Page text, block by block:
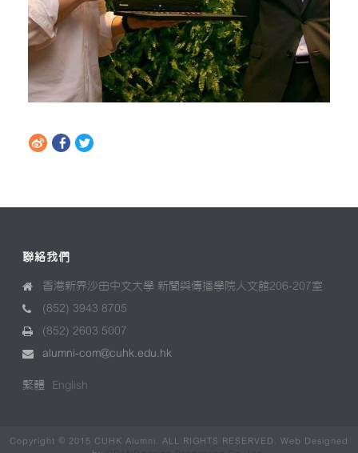
聯絡我們
香港新界沙田中文大學 新聞與傳播學院人文館206-207室
(852) 3943 8705
(852) 2603 5007
alumni-com@cuhk.edu.hk
繁體 English
Copyright © 2015 CUHK Alumni. ALL RIGHTS RESERVED. Web Designed